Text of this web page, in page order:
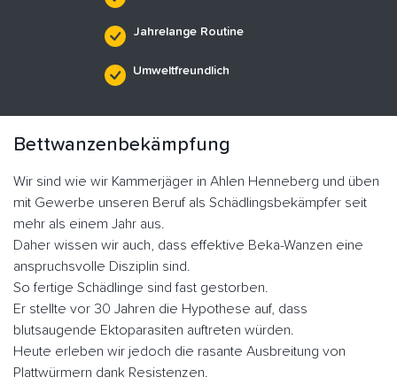
Jahrelange Routine
Umweltfreundlich
Bettwanzenbekämpfung
Wir sind wie wir Kammerjäger in Ahlen Henneberg und üben
mit Gewerbe unseren Beruf als Schädlingsbekämpfer seit
mehr als einem Jahr aus.
Daher wissen wir auch, dass effektive Beka-Wanzen eine
anspruchsvolle Disziplin sind.
So fertige Schädlinge sind fast gestorben.
Er stellte vor 30 Jahren die Hypothese auf, dass
blutsaugende Ektoparasiten auftreten würden.
Heute erleben wir jedoch die rasante Ausbreitung von
Plattwürmern dank Resistenzen.